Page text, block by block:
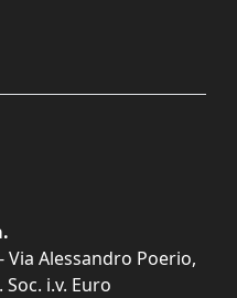
Via Alessandro Poerio,
Soc. i.v. Euro